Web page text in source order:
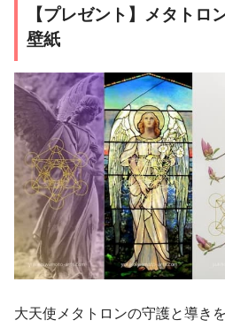
【プレゼント】メタトロ
壁紙
大天使メタトロンの守護と導き